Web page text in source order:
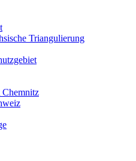
Triangulierung
Chemnitz